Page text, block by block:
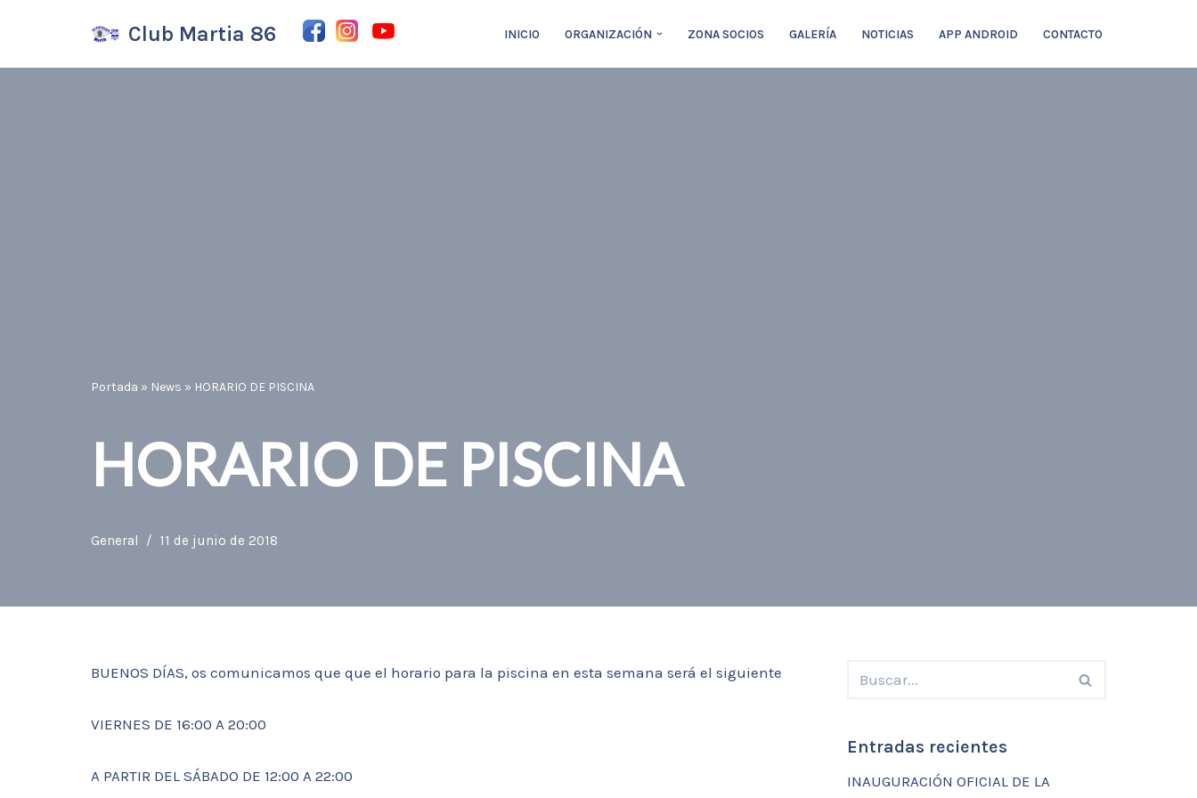
Club Martia 86 INICIO ORGANIZACIÓN ZONA SOCIOS GALERÍA NOTICIAS APP ANDROID CONTACTO
Portada » News » HORARIO DE PISCINA
HORARIO DE PISCINA
General 11 de junio de 2018
BUENOS DÍAS, os comunicamos que que el horario para la piscina en esta semana será el siguiente
VIERNES DE 16:00 A 20:00
A PARTIR DEL SÁBADO DE 12:00 A 22:00
Entradas recientes
INAUGURACIÓN OFICIAL DE LA